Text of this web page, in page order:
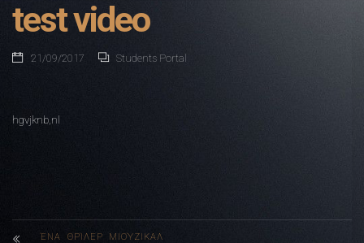
test video
21/09/2017 Students Portal
hgvjknb,nl
ΈΝΑ ΘΡΊΛΕΡ ΜΙΟΎΖΙΚΑΛ